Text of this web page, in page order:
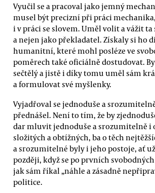
Vyučil se a pracoval jako jemný
musel být precizní při práci
i v práci se slovem. Uměl volit a vážit
a nejen jako překladatel. Získaly si ho
humanitní, které mohl posléze ve
poměrech také oficiálně dostudovat.
sečtělý a jistě i díky tomu uměl sám
a formulovat své myšlenky.
Vyjadřoval se jednoduše a
přednášel. Není to tím, že by
dar mluvit jednoduše a srozumitelně i
složitých a obtížných, ba o těch
a srozumitelné byly i jeho postoje, ať
později, když se po prvních
jak sám říkal „náhle a zásadně
politice.